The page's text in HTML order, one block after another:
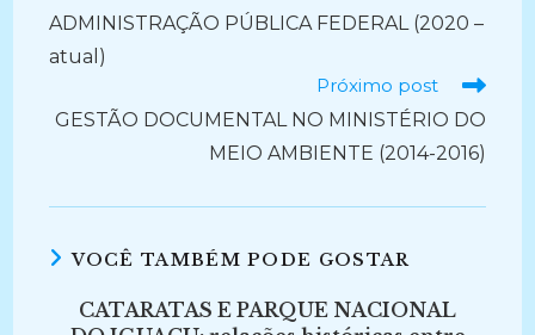
ADMINISTRAÇÃO PÚBLICA FEDERAL (2020 –
atual)
Próximo post
GESTÃO DOCUMENTAL NO MINISTÉRIO DO
MEIO AMBIENTE (2014-2016)
VOCÊ TAMBÉM PODE GOSTAR
CATARATAS E PARQUE NACIONAL